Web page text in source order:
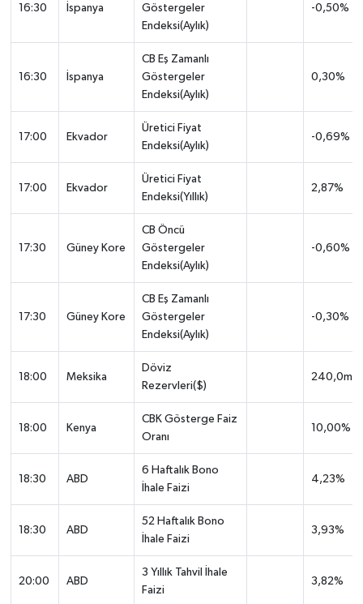
16:30 İspanya
Göstergeler
Endeksi(Aylık)
-0,50%
16:30 İspanya
CB Eş Zamanlı
Göstergeler
Endeksi(Aylık)
0,30%
17:00 Ekvador
Üretici Fiyat
Endeksi(Aylık)
-0,69%
17:00 Ekvador
Üretici Fiyat
Endeksi(Yıllık)
2,87%
17:30 Güney Kore
CB Öncü
Göstergeler
Endeksi(Aylık)
-0,60%
17:30 Güney Kore
CB Eş Zamanlı
Göstergeler
Endeksi(Aylık)
-0,30%
18:00 Meksika
Döviz
Rezervleri($)
240,0mlr
18:00 Kenya
CBK Gösterge Faiz
Oranı
10,00%
18:30 ABD
6 Haftalık Bono
İhale Faizi
4,23%
18:30 ABD
52 Haftalık Bono
İhale Faizi
3,93%
20:00 ABD
3 Yıllık Tahvil İhale
Faizi
3,82%